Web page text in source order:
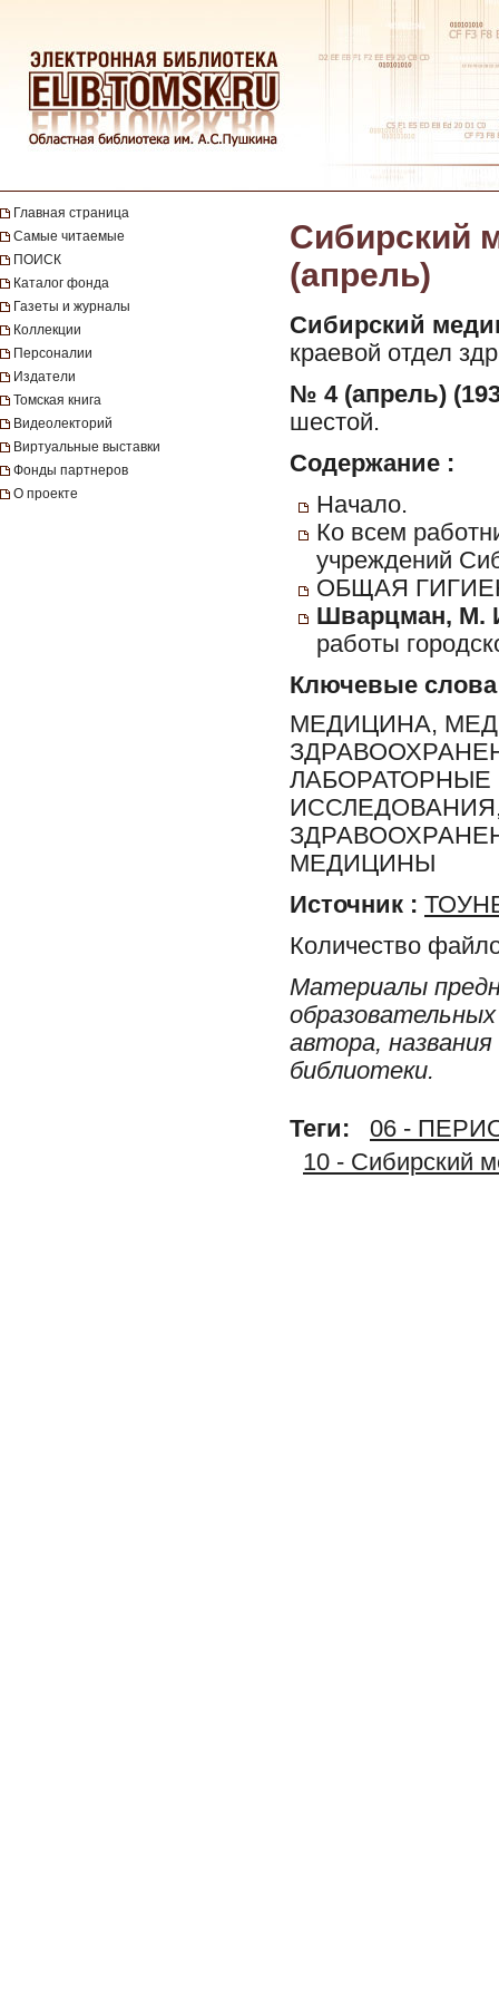
Главная страница
Самые читаемые
ПОИСК
Каталог фонда
Газеты и журналы
Коллекции
Персоналии
Издатели
Томская книга
Видеолекторий
Виртуальные выставки
Фонды партнеров
О проекте
Сибирский
(апрель)
Сибирский
краевой отдел
№ 4 (апрель)
шестой.
Содержание :
Начало.
Ко всем
учреждений
ОБЩАЯ
Шварцман, М.
работы
Ключевые слова
МЕДИЦИНА,
МЕДИЦИНЫ
Источник :
Количество
Материалы
автора,
библиотеки.
Теги:
06 -
10 - Сибирский